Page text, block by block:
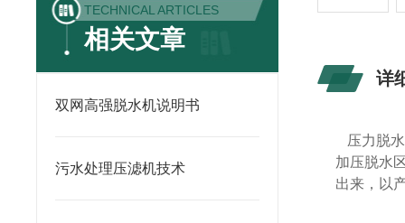
TECHNICAL ARTICLES
相关文章
双网高强脱水机说明书
污水处理压滤机技术
详
压力脱
加压脱水
出来，以